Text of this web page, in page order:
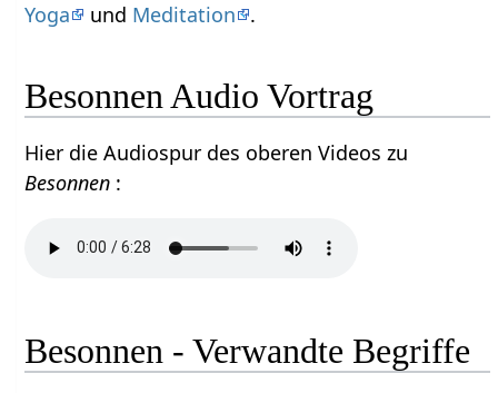
Yoga
und Meditation .
Besonnen Audio Vortrag
Hier die Audiospur des oberen Videos zu
Besonnen :
Besonnen - Verwandte Begriffe